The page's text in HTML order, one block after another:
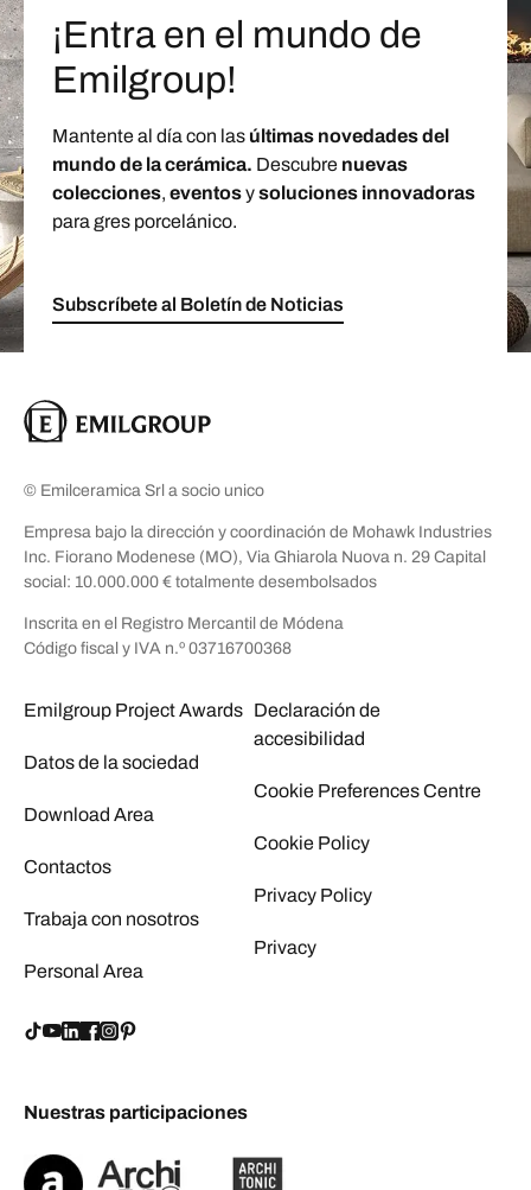
¡Entra en el mundo de
Emilgroup!
Mantente al día con las últimas novedades del
mundo de la cerámica. Descubre nuevas
colecciones, eventosysoluciones innovadoras
para gres porcelánico.
Subscríbete al Boletín de Noticias
© Emilceramica Srl a socio unico
Empresa bajo la dirección y coordinación de Mohawk Industries
Inc. Fiorano Modenese (MO), Via Ghiarola Nuova n. 29 Capital
social: 10.000.000 € totalmente desembolsados
Inscrita en el Registro Mercantil de Módena
Código fiscal y IVA n.º 03716700368
Emilgroup Project Awards
Datos de la sociedad
Download Area
Contactos
Trabaja con nosotros
Personal Area
Declaración de
accesibilidad
Cookie Preferences Centre
Cookie Policy
Privacy Policy
Privacy
Nuestras participaciones